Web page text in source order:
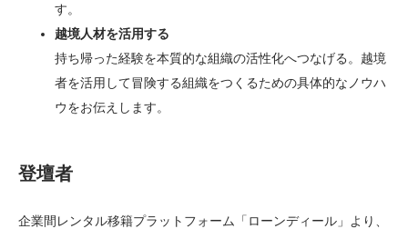
す。
越境人材を活用する
持ち帰った経験を本質的な組織の活性化へつなげる。越境
者を活用して冒険する組織をつくるための具体的なノウハ
ウをお伝えします。
登壇者
企業間レンタル移籍プラットフォーム「ローンディール」より、